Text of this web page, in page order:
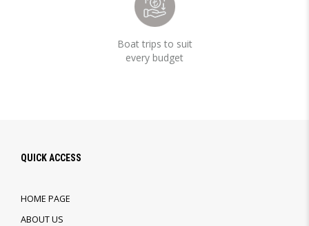
Boat trips to suit
every budget
QUICK ACCESS
HOME PAGE
ABOUT US